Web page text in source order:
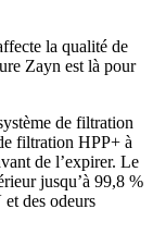
la qualité de
Zayn est là pour
de filtration
filtration HPP+ à
de l’expirer. Le
jusqu’à 99,8 %
et des odeurs